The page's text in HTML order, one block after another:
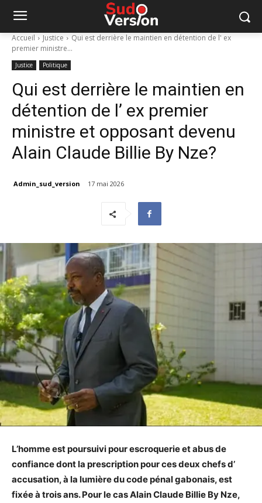
Accueil Justice
Qui est derrière le maintien en détention de l' ex
premier ministre...
Justice Politique
Qui est derrière le maintien en
détention de l’ ex premier
ministre et opposant devenu
Alain Claude Billie By Nze?
Admin_sud_version 17 mai 2026
L’homme est poursuivi pour escroquerie et abus de
confiance dont la prescription pour ces deux chefs d’
accusation, à la lumière du code pénal gabonais, est
fixée à trois ans. Pour le cas Alain Claude Billie By Nze,